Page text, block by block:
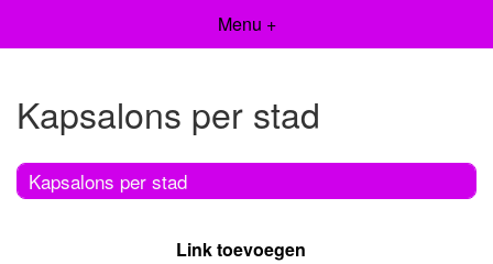
Menu +
Kapsalons per stad
Kapsalons per stad
Link toevoegen